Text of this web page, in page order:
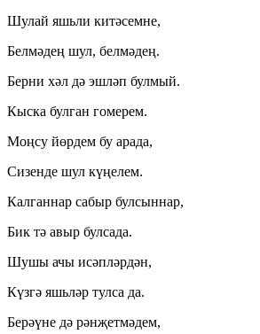
Шулай яшьли китәсемне,
Белмәдең шул, белмәдең.
Берни хәл дә эшләп булмый.
Кыска булган гомерем.
Моңсу йөрдем бу арада,
Сизенде шул күңелем.
Калганнар сабыр булсыннар,
Бик тә авыр булсада.
Шушы ачы исәпләрдән,
Күзгә яшьләр тулса да.
Берәүне дә рәнҗетмәдем,